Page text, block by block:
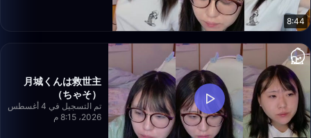
8:44
月城くんは救世主
（ちゃそ）
تم التسجيل في 4 أغسطس
2026، 8:15 م